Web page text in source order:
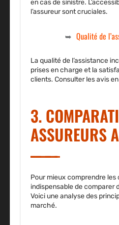
en cas de sinistre.
l’assureur sont cruciales.
Qualité de
La qualité de l’assistance
prises en charge et la
clients. Consulter les avis
3.
ASSUREURS
Pour mieux comprendre les
indispensable de comparer
Voici une analyse des
marché.